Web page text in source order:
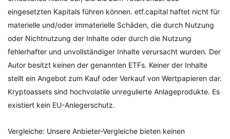
eingesetzten Kapitals führen können. etf.capital haftet nicht für
materielle und/oder immaterielle Schäden, die durch Nutzung
oder Nichtnutzung der Inhalte oder durch die Nutzung
fehlerhafter und unvollständiger Inhalte verursacht wurden. Der
Autor besitzt keinen der genannten ETFs. Keiner der Inhalte
stellt ein Angebot zum Kauf oder Verkauf von Wertpapieren dar.
Kryptoassets sind hochvolatile unregulierte Anlageprodukte. Es
existiert kein EU-Anlegerschutz.
Vergleiche: Unsere Anbieter-Vergleiche bieten keinen